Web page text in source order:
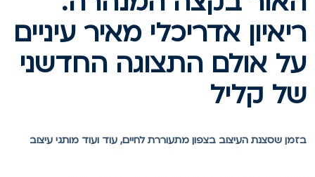
אדריכלי מאיר עיניים
אולם התצוגה החדשני
קליל
שסצנת העיצוב בצפון מתעוררת לחיים, עוד ועוד מותגי עיצוב